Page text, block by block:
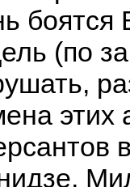
боятся
(по
этих